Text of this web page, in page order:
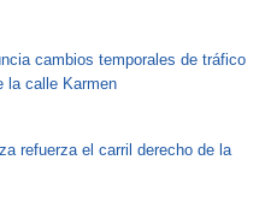
cambios temporales de tráfico
la calle Karmen
refuerza el carril derecho de la